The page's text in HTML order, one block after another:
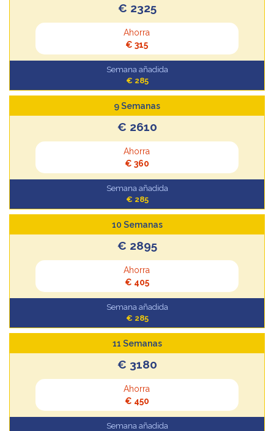
€ 2325
Ahorra
€ 315
Semana añadida
€ 285
9 Semanas
€ 2610
Ahorra
€ 360
Semana añadida
€ 285
10 Semanas
€ 2895
Ahorra
€ 405
Semana añadida
€ 285
11 Semanas
€ 3180
Ahorra
€ 450
Semana añadida